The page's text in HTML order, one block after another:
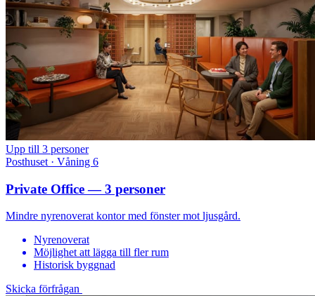
Upp till 3 personer
Posthuset · Våning 6
Private Office — 3 personer
Mindre nyrenoverat kontor med fönster mot ljusgård.
Nyrenoverat
Möjlighet att lägga till fler rum
Historisk byggnad
Skicka förfrågan